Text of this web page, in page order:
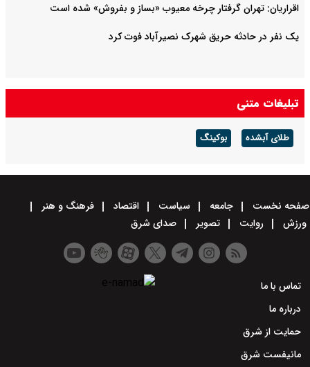
اقراریان: تهران گرفتار چرخه معیوب «بساز و بفروش» شده است
یک نفر در حادثه حریق شهرک نصیرآباد فوت کرد
تبلیغات متنی
طلای آبشده بوکینگ
صفحه نخست جامعه سیاست اقتصاد
فرهنگ و هنر
ورزش
روایت تصویر صدای شرق
تماس با ما
درباره ما
حمایت از شرق
مانیفست شرق